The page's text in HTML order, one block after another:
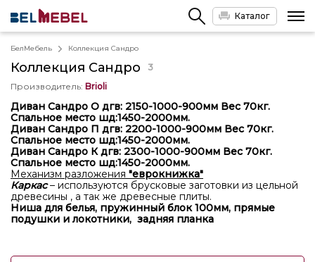
Каталог
БелМебель Коллекция Сандро
Коллекция Сандро
3
Производитель: Brioli
Диван Сандро О дгв: 2150-1000-900мм Вес 70кг.
Спальное место шд:1450-2000мм.
Диван Сандро П дгв: 2200-1000-900мм Вес 70кг.
Спальное место шд:1450-2000мм.
Диван Сандро К дгв: 2300-1000-900мм Вес 70кг.
Спальное место шд:1450-2000мм.
Механизм разложения "еврокнижка"
Каркас– используются брусковые заготовки из цельной
древесины , а так же древесные плиты.
Ниша для белья, пружинный блок 100мм, прямые
подушки и локотники, задняя планка